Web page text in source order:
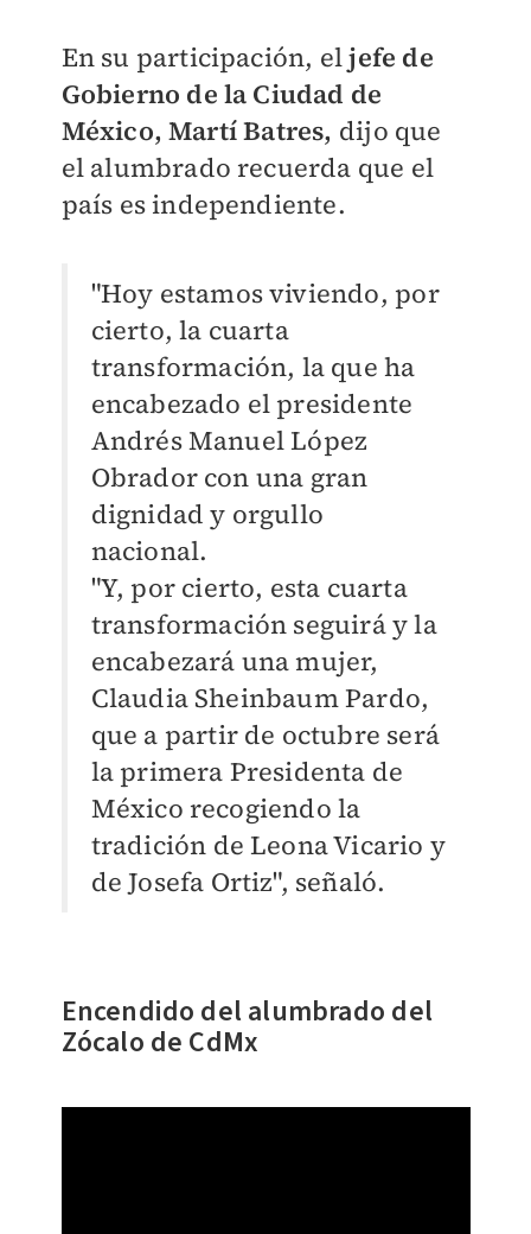
En su participación, eljefe de
Gobierno de la Ciudad de
México, Martí Batres, dijo que
el alumbrado recuerda que el
país es independiente.
"Hoy estamos viviendo, por
cierto, la cuarta
transformación, la que ha
encabezado el presidente
Andrés Manuel López
Obrador con una gran
dignidad y orgullo
nacional.
"Y, por cierto, esta cuarta
transformación seguirá y la
encabezará una mujer,
Claudia Sheinbaum Pardo,
que a partir de octubre será
la primera Presidenta de
México recogiendo la
tradición de Leona Vicario y
de Josefa Ortiz", señaló.
Encendido del alumbrado del
Zócalo de CdMx